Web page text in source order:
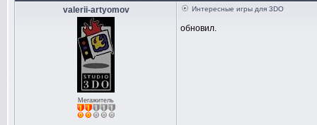
valerii-artyomov
Мегажитель
Интересные игры для 3DO
обновил.